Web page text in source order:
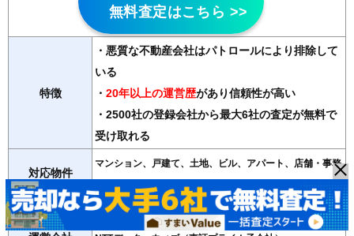
無料査定はこちら >>
特徴
・悪質な不動産会社はパトロールにより排除して
いる
・ 20年以上の運営歴があり信頼性が高い
・2500社の登録会社から最大6社の査定が無料で
受け取れる
対応物件
マンション、戸建て、土地、ビル、アパート、店舗・事務
紹介会社数 最大6社